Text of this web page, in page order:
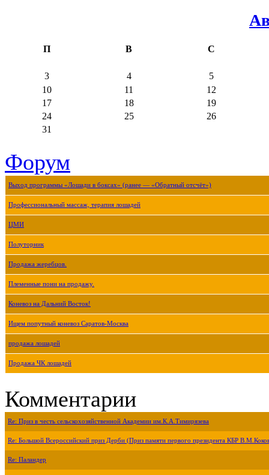
П В С
3 4
5
10
11
12
17
18
19
24
25
26
31
Форум
Выход программы «Лошади в боксах» (ранее — «Обратный отсчёт»)
Профессиональный массаж, терапия лошадей
ЦМИ
Полуторник
Продажа жеребцов.
Племенные пони на продажу.
Коневоз на Дальний Восток!
Ищем попутный коневоз Саратов-Москва
продажа лошадей
Продажа ЧК лошадей
Комментарии
Re: Приз в честь сельскохозяйственной Академии им.К.А.Тимирязева
Re: Большой Всероссийский приз Дерби (Приз памяти первого президента КБР
Re: Паландер